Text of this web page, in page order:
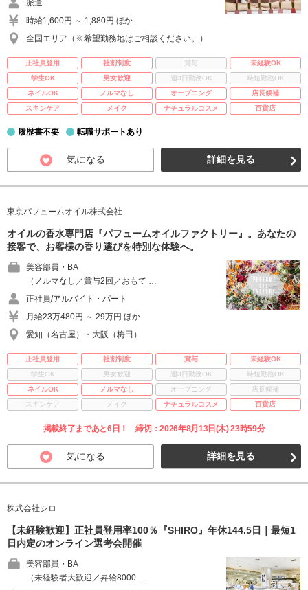
派遣
時給1,600円 ～ 1,880円 ほか
全国エリア（※希望勤務地はご相談ください。）
正社員登用 社割制度 賞与
未経験OK
学生OK
男女歓迎 週3日勤務OK
時短勤務OK
ネイルOK
ノルマなし オープニング
店長候補
スキンケア
メイク ナチュラルコスメ 百貨店
履歴書不要 転職サポートあり
気になる 詳細を見る
東京パフュームオイル株式会社
オイルの香水専門店『パフュームオイルファクトリー』。あなたの
接客で、お客様の香り選びを特別な体験へ。
美容部員・BA
（ノルマなし／賞与2回／おもて …
正社員/アルバイト・パート
月給23万480円 ～ 29万円 ほか
愛知（名古屋）・大阪（梅田）
正社員登用 社割制度 賞与
未経験OK
学生OK
男女歓迎 週3日勤務OK
時短勤務OK
ネイルOK
ノルマなし オープニング
店長候補
スキンケア
メイク ナチュラルコスメ 百貨店
掲載終了まであと6日！ 締切：2026年8月13日(木) 23時59分
気になる 詳細を見る
株式会社シロ
【未経験歓迎】正社員登用率100％『SHIRO』年休144.5日｜最短1
日内定のオンライン選考会開催
美容部員・BA
（未経験者大歓迎／昇給8000 …